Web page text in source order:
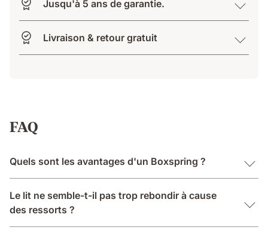
Jusqu'à 5 ans de garantie.
Livraison & retour gratuit
FAQ
Quels sont les avantages d'un Boxspring ?
Le lit ne semble-t-il pas trop rebondir à cause
des ressorts ?